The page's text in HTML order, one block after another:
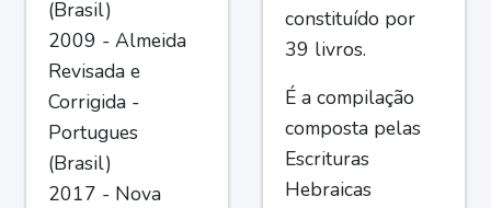
(Brasil)
2009 - Almeida
Revisada e
Corrigida -
Portugues
(Brasil)
2017 - Nova
constituído por
39 livros.
É a compilação
composta pelas
Escrituras
Hebraicas